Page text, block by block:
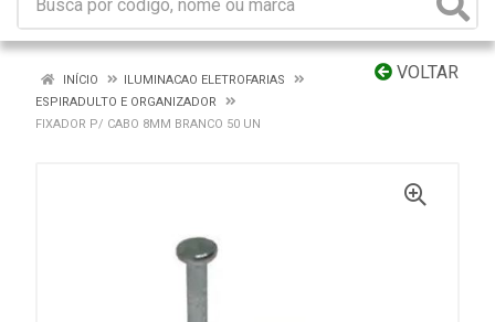
VOLTAR
INÍCIO
ILUMINACAO ELETROFARIAS
ESPIRADULTO E ORGANIZADOR
FIXADOR P/ CABO 8MM BRANCO 50 UN